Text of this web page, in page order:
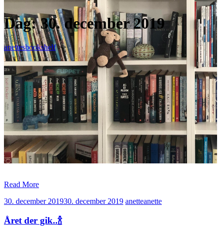
Dag:30. december 2019
anettesbookshelf>>
Read More
30. december 201930. december 2019 anetteanette
Året der gik..🍾